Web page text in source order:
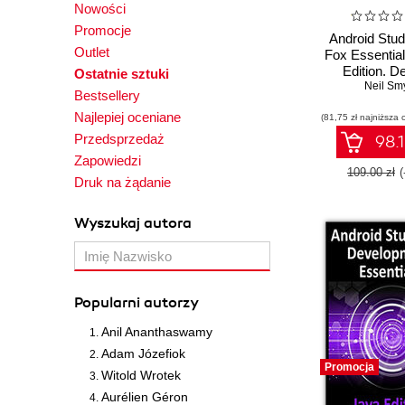
Nowości
Promocje
Outlet
Ostatnie sztuki
Bestsellery
Najlepiej oceniane
Przedsprzedaż
Zapowiedzi
Druk na żądanie
Wyszukaj autora
Popularni autorzy
Anil Ananthaswamy
Adam Józefiok
Witold Wrotek
Aurélien Géron
Android
Fox
Edition.
Android
Fox in
Neil
(81,75 zł najniższa
109.00 zł
Promocja